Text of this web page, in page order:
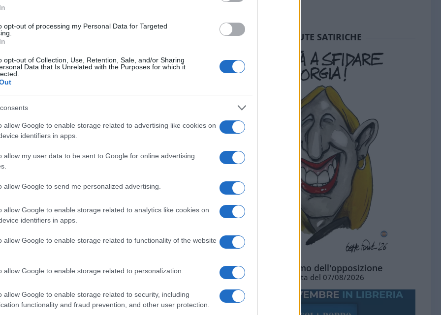
opt-out of processing my Personal Data for Targeted
opt-out of Collection, Use, Retention, Sale, and/or Sharing
Data that Is Unrelated with the Purposes for which it
allow Google to enable storage related to advertising like cookies on
identifiers in apps.
allow my user data to be sent to Google for online advertising
allow Google to send me personalized advertising.
allow Google to enable storage related to analytics like cookies on
identifiers in apps.
allow Google to enable storage related to functionality of the website
allow Google to enable storage related to personalization.
allow Google to enable storage related to security, including
functionality and fraud prevention, and other user protection.
Jannik Sinner
di esami clinici programmati. Il
gli accertamenti necessari a seguito del
Garros, nel corso della sfida contro
nell’area solventi, e dovrebbe lasciare la
tornare anche domani.
cliccare qui
per iscriversi al canale ed
SEDUTE SATIRICHE
L'ottimismo dell'opposizione
Vignetta del 07/08/2026